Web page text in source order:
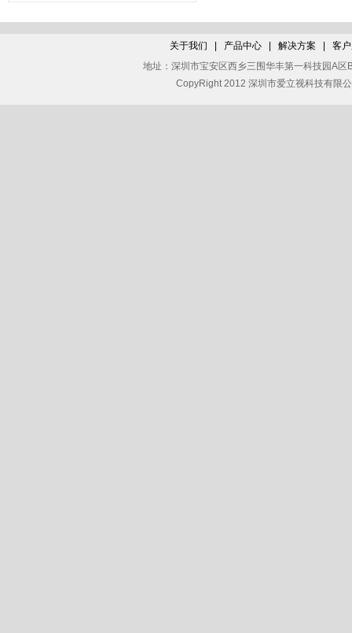
关于我们 产品中心 解决方案
客
地址：深圳市宝安区西乡三围华丰第一科技园A
CopyRight 2012 深圳市爱立视科技有限